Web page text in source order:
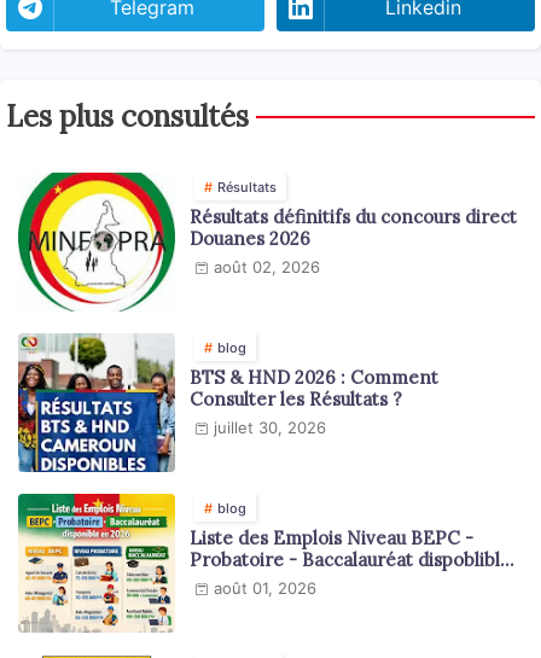
Telegram Linkedin
Les plus consultés
Résultats
Résultats définitifs du concours direct
Douanes 2026
août 02, 2026
blog
BTS & HND 2026 : Comment
Consulter les Résultats ?
juillet 30, 2026
blog
Liste des Emplois Niveau BEPC -
Probatoire - Baccalauréat dispoblible
en 2026
août 01, 2026